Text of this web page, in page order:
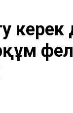
керек